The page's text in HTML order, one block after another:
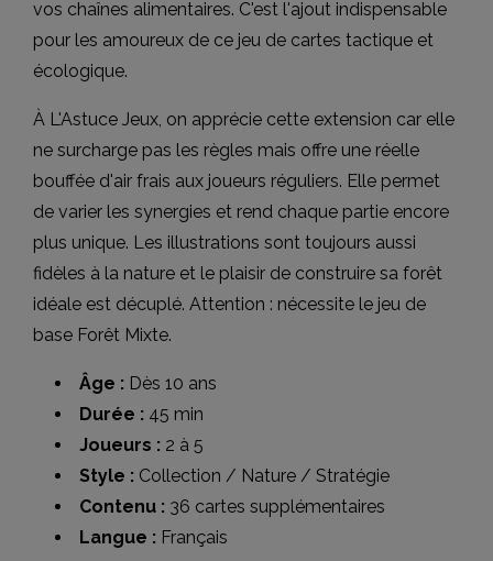
vos chaînes alimentaires. C'est l'ajout indispensable
pour les amoureux de ce jeu de cartes tactique et
écologique.
À L'Astuce Jeux, on apprécie cette extension car elle
ne surcharge pas les règles mais offre une réelle
bouffée d'air frais aux joueurs réguliers. Elle permet
de varier les synergies et rend chaque partie encore
plus unique. Les illustrations sont toujours aussi
fidèles à la nature et le plaisir de construire sa forêt
idéale est décuplé. Attention : nécessite le jeu de
base Forêt Mixte.
Âge : Dès 10 ans
Durée : 45 min
Joueurs : 2 à 5
Style : Collection / Nature / Stratégie
Contenu : 36 cartes supplémentaires
Langue : Français